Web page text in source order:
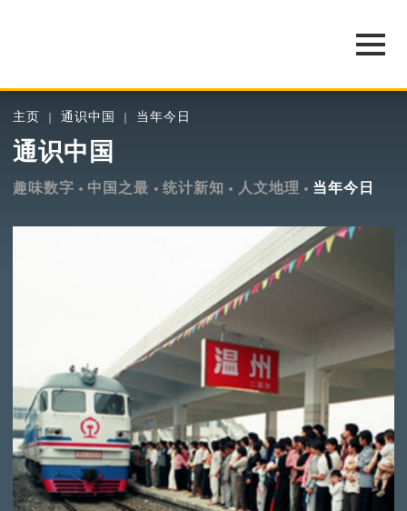
主页 通识中国 当年今日
通识中国
趣味数字 中国之最 统计新知 人文地理 当年今日